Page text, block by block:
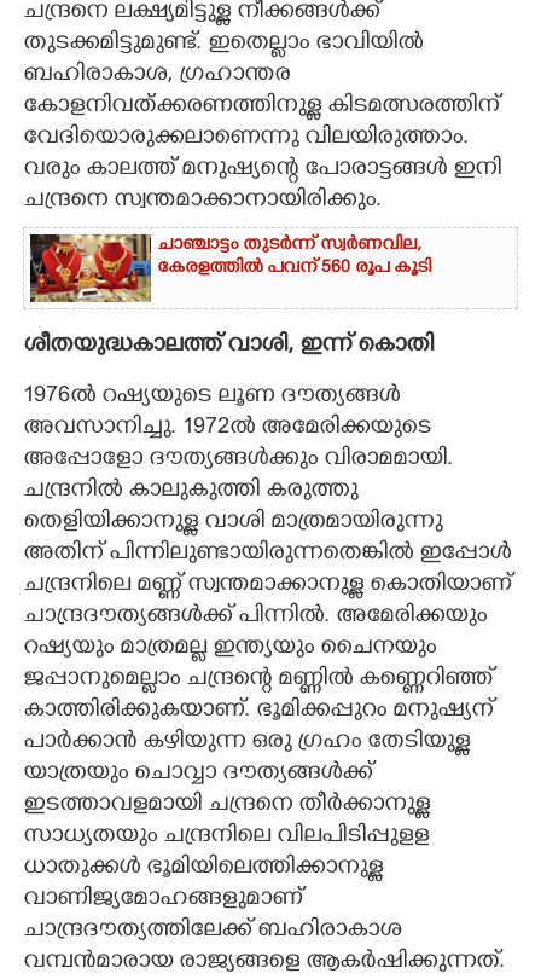
ചന്ദ്രനെ ലക്ഷ്യമിട്ടുള്ള നീക്കങ്ങൾക്ക്
തുടക്കമിട്ടുമുണ്ട്. ഇതെല്ലാം ഭാവിയിൽ
ബഹിരാകാശ, ഗ്രഹാന്തര
കോളനിവത്ക്കരണത്തിനുള്ള കിടമത്സരത്തിന്
വേദിയൊരുക്കലാണെന്നു വിലയിരുത്താം.
വരും കാലത്ത് മനുഷ്യന്റെ പോരാട്ടങ്ങൾ ഇനി
ചന്ദ്രനെ സ്വന്തമാക്കാനായിരിക്കും.
ചാഞ്ചാട്ടം തുടർന്ന് സ്വർണവില,
കേരളത്തിൽ പവന് 560 രൂപ കൂടി
ശീതയുദ്ധകാലത്ത് വാശി, ഇന്ന് കൊതി
1976ൽ റഷ്യയുടെ ലൂണ ദൗത്യങ്ങൾ
അവസാനിച്ചു. 1972ൽ അമേരിക്കയുടെ
അപ്പോളോ ദൗത്യങ്ങൾക്കും വിരാമമായി.
ചന്ദ്രനിൽ കാലുകുത്തി കരുത്തു
തെളിയിക്കാനുള്ള വാശി മാത്രമായിരുന്നു
അതിന് പിന്നിലുണ്ടായിരുന്നതെങ്കിൽ ഇപ്പോൾ
ചന്ദ്രനിലെ മണ്ണ് സ്വന്തമാക്കാനുള്ള കൊതിയാണ്
ചാന്ദ്രദൗത്യങ്ങൾക്ക് പിന്നിൽ. അമേരിക്കയും
റഷ്യയും മാത്രമല്ല ഇന്ത്യയും ചെെനയും
ജപ്പാനുമെല്ലാം ചന്ദ്രന്റെ മണ്ണിൽ കണ്ണെറിഞ്ഞ്
കാത്തിരിക്കുകയാണ്. ഭൂമിക്കപ്പുറം മനുഷ്യന്
പാർക്കാൻ കഴിയുന്ന ഒരു ഗ്രഹം തേടിയുള്ള
യാത്രയും ചൊവ്വാ ദൗത്യങ്ങൾക്ക്
ഇടത്താവളമായി ചന്ദ്രനെ തീർക്കാനുള്ള
സാധ്യതയും ചന്ദ്രനിലെ വിലപിടിപ്പുളള
ധാതുക്കൾ ഭൂമിയിലെത്തിക്കാനുള്ള
വാണിജ്യമോഹങ്ങളുമാണ്
ചാന്ദ്രദൗത്യത്തിലേക്ക് ബഹിരാകാശ
വമ്പൻമാരായ രാജ്യങ്ങളെ ആകർഷിക്കുന്നത്.